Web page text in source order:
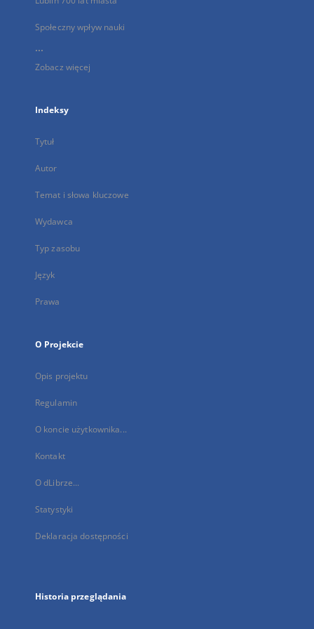
Społeczny wpływ nauki
...
Zobacz więcej
Indeksy
Tytuł
Autor
Temat i słowa kluczowe
Wydawca
Typ zasobu
Język
Prawa
O Projekcie
Opis projektu
Regulamin
O koncie użytkownika...
Kontakt
O dLibrze...
Statystyki
Deklaracja dostępności
Historia przeglądania